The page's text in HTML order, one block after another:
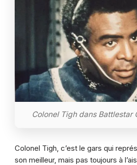
Colonel Tigh dans Battlestar
Colonel Tigh, c’est le gars qui
son meilleur, mais pas toujours à